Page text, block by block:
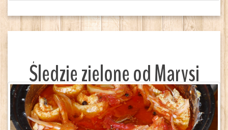
Śledzie zielone od Marysi